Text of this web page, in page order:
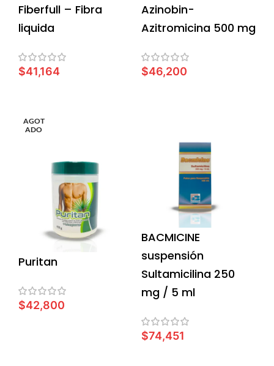
Fiberfull – Fibra
liquida
$41,164
Azinobin-
Azitromicina 500 mg
$46,200
AGOT
ADO
Puritan
$42,800
BACMICINE
suspensión
Sultamicilina 250
mg / 5 ml
$74,451